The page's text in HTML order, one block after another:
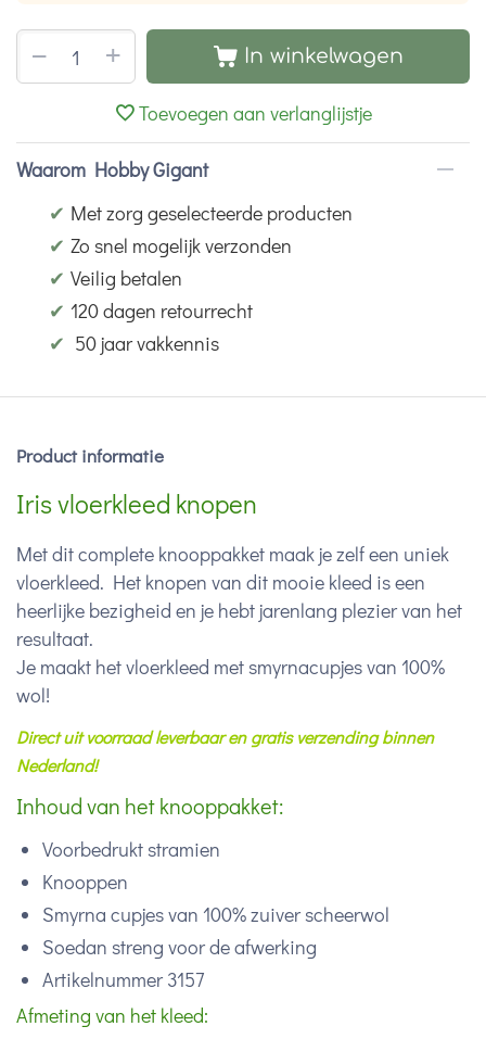
+
− In winkelwagen
Toevoegen aan verlanglijstje
Waarom Hobby Gigant
✔ Met zorg geselecteerde producten
✔ Zo snel mogelijk verzonden
✔ Veilig betalen
✔ 120 dagen retourrecht
✔ 50 jaar vakkennis
Product informatie
Iris vloerkleed knopen
Met dit complete knooppakket maak je zelf een uniek
vloerkleed. Het knopen van dit mooie kleed is een
heerlijke bezigheid en je hebt jarenlang plezier van het
resultaat.
Je maakt het vloerkleed met smyrnacupjes van 100%
wol!
Direct uit voorraad leverbaar en gratis verzending binnen
Nederland!
Inhoud van het knooppakket:
Voorbedrukt stramien
Knooppen
Smyrna cupjes van 100% zuiver scheerwol
Soedan streng voor de afwerking
Artikelnummer 3157
Afmeting van het kleed: